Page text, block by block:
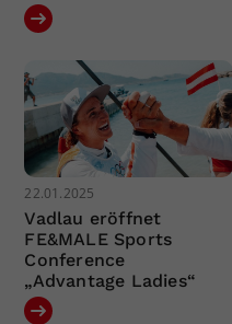
22.01.2025
Vadlau eröffnet
FE&MALE Sports
Conference
„Advantage Ladies“